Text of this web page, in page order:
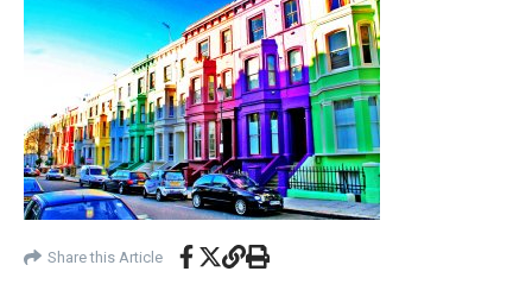
Share this Article